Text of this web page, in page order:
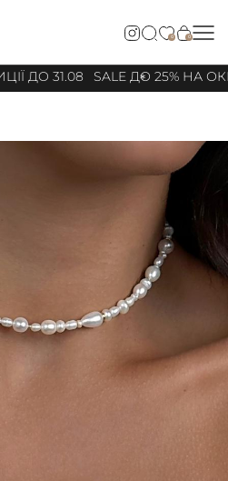
0 0
ДО 31.08 SALE ДО 25% НА